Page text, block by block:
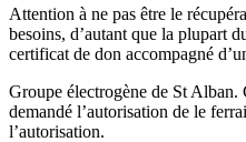
Attention à ne pas être le
besoins, d’autant que la plupart
certificat de don accompagné
Groupe électrogène de St
demandé l’autorisation de le
l’autorisation.